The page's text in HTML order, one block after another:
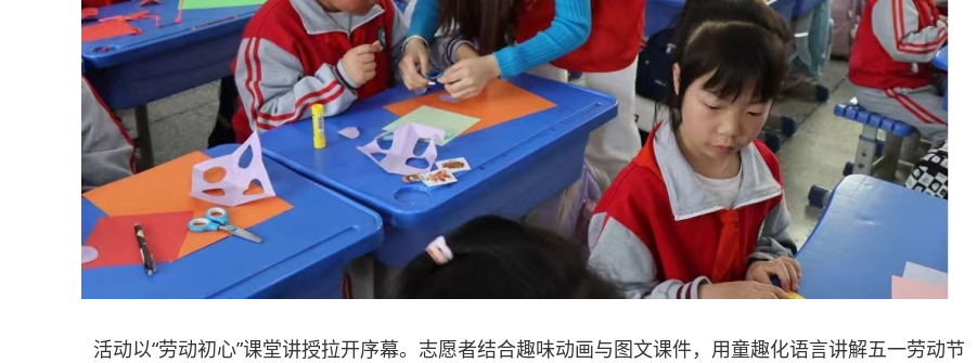
活动以“劳动初心”课堂讲授拉开序幕。志愿者结合趣味动画与图文课件，用童趣化语言讲解五一劳动节